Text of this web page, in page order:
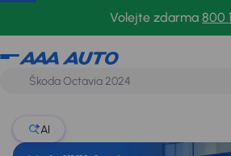
Volejte zdarma 800
AI